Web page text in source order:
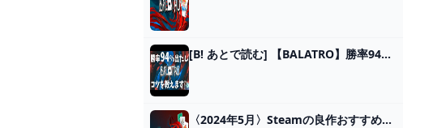
[B! あとで読む] 【BALATRO】勝率94%出たし攻略のコツを語ります【見るだけで上手くなる！】#balatro
〈2024年5月〉Steamの良作おすすめ86選 人気作からインディーズまで - Moovoo(ムーブー)